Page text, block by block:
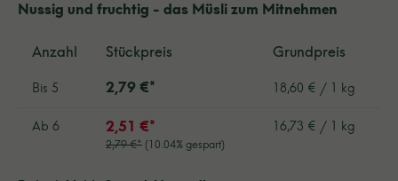
Nussig und fruchtig - das Müsli zum Mitnehmen
Anzahl Stückpreis Grundpreis
Bis 5 2,79 €* 18,60 € / 1 kg
Ab 6 2,51 €*
2,79 €* (10.04% gespart)
16,73 € / 1 kg